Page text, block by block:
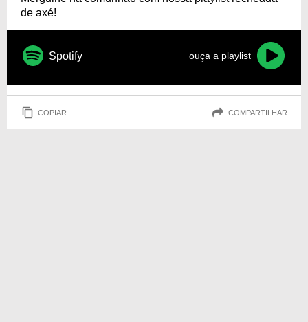
de axé!
Spotify ouça a playlist
COPIAR COMPARTILHAR